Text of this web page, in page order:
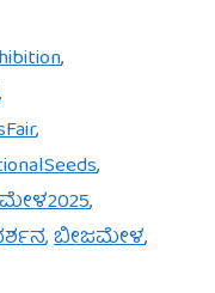
,
,
,
,
,
,ಬೀಜಮೇಳ,